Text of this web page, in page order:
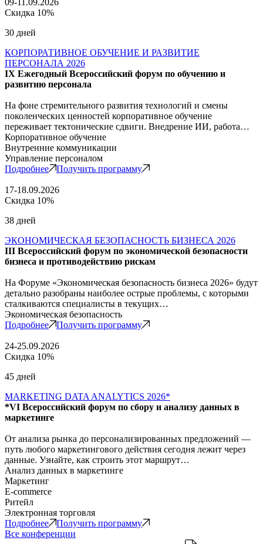
Скидка 10%
30 дней
КОРПОРАТИВНОЕ ОБУЧЕНИЕ И РАЗВИТИЕ
ПЕРСОНАЛА 2026
IX Ежегодный Всероссийский форум по обучению и
развитию персонала
На фоне стремительного развития технологий и смены
поколенческих ценностей корпоративное обучение
переживает тектонические сдвиги. Внедрение ИИ, работа…
Корпоративное обучение
Внутренние коммуникации
Управление персоналом
Подробнее
Получить программу
17-18.09.2026
Скидка 10%
38 дней
ЭКОНОМИЧЕСКАЯ БЕЗОПАСНОСТЬ БИЗНЕСА 2026
III Всероссийский форум по экономической безопасности
бизнеса и противодействию рискам
На Форуме «Экономическая безопасность бизнеса 2026» будут
детально разобраны наиболее острые проблемы, с которыми
сталкиваются специалисты в текущих…
Экономическая безопасность
Подробнее
Получить программу
24-25.09.2026
Скидка 10%
45 дней
MARKETING DATA ANALYTICS 2026*
*VI Всероссийский форум по сбору и анализу данных в
маркетинге
От анализа рынка до персонализированных предложений —
путь любого маркетингового действия сегодня лежит через
данные. Узнайте, как строить этот маршрут…
Анализ данных в маркетинге
Маркетинг
E-commerce
Ритейл
Электронная торговля
Подробнее
Получить программу
Все конференции